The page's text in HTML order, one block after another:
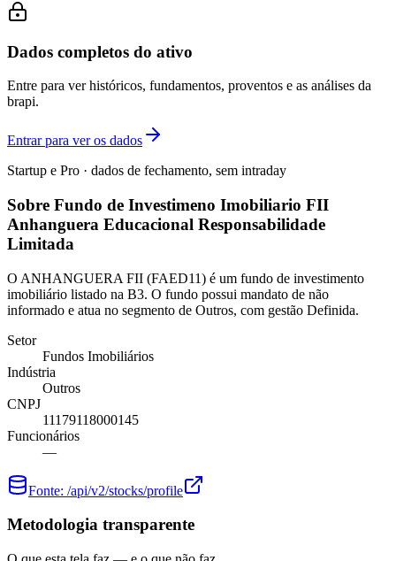
Dados completos do ativo
Entre para ver históricos, fundamentos, proventos e as análises da
brapi.
Entrar para ver os dados
Startup e Pro · dados de fechamento, sem intraday
Sobre Fundo de Investimeno Imobiliario FII
Anhanguera Educacional Responsabilidade
Limitada
O ANHANGUERA FII (FAED11) é um fundo de investimento
imobiliário listado na B3. O fundo possui mandato de não
informado e atua no segmento de Outros, com gestão Definida.
Setor
Fundos Imobiliários
Indústria
Outros
CNPJ
11179118000145
Funcionários
—
Fonte: /api/v2/stocks/profile
Metodologia transparente